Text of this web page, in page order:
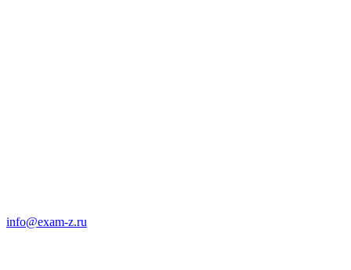
info@exam-z.ru